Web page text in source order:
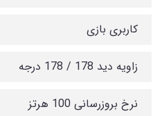
کاربری بازی
زاویه دید 178 / 178 درجه
نرخ بروزرسانی 100 هرتز